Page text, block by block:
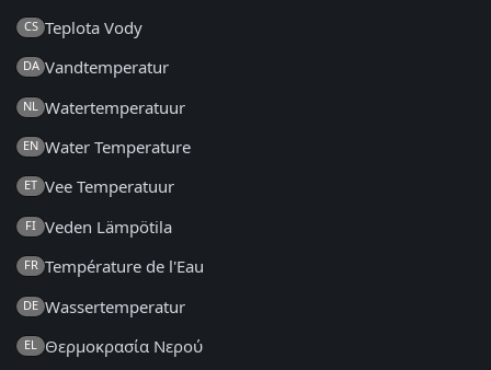
CS Teplota Vody
DA Vandtemperatur
NL Watertemperatuur
EN Water Temperature
ET Vee Temperatuur
FI Veden Lämpötila
FR Température de l'Eau
DE Wassertemperatur
EL Θερμοκρασία Νερού